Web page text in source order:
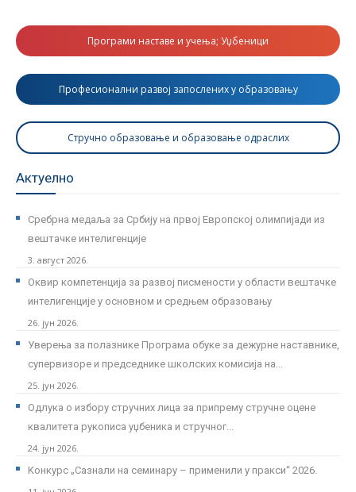
Програми наставе и учења; Уџбеници
Професионални развој запослених у образовању
Стручно образовање и образовање одраслих
Актуелно
Сребрна медаља за Србију на првој Европској олимпијади из
вештачке интелигенције
3. август 2026.
Оквир компетенција за развој писмености у области вештачке
интелигенције у основном и средњем образовању
26. јун 2026.
Уверења за полазнике Програмa обуке за дежурне наставнике,
супервизоре и председнике школских комисија на...
25. јун 2026.
Одлука о избору стручних лица за припрему стручне оцене
квалитета рукописа уџбеника и стручног...
24. јун 2026.
Kонкурс „Сазнали на семинару – применили у пракси“ 2026.